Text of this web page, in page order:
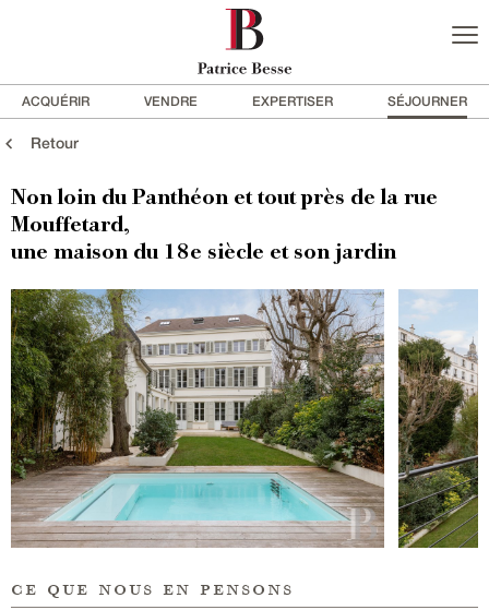
ACQUÉRIR VENDRE EXPERTISER SÉJOURNER
Retour
Non loin du Panthéon et tout près de la rue
Mouffetard,
une maison du 18e siècle et son jardin
ce que nous en pensons